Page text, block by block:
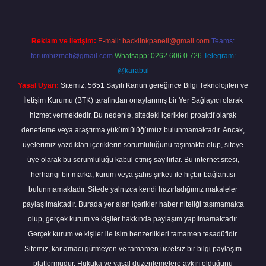
Reklam ve İletişim: E-mail: backlinkpaneli@gmail.com Teams:
forumhizmeti@gmail.com Whatsapp: 0262 606 0 726 Telegram:
@karabul
Yasal Uyarı: Sitemiz, 5651 Sayılı Kanun gereğince Bilgi Teknolojileri ve
İletişim Kurumu (BTK) tarafından onaylanmış bir Yer Sağlayıcı olarak
hizmet vermektedir. Bu nedenle, sitedeki içerikleri proaktif olarak
denetleme veya araştırma yükümlülüğümüz bulunmamaktadır. Ancak,
üyelerimiz yazdıkları içeriklerin sorumluluğunu taşımakta olup, siteye
üye olarak bu sorumluluğu kabul etmiş sayılırlar. Bu internet sitesi,
herhangi bir marka, kurum veya şahıs şirketi ile hiçbir bağlantısı
bulunmamaktadır. Sitede yalnızca kendi hazırladığımız makaleler
paylaşılmaktadır. Burada yer alan içerikler haber niteliği taşımamakta
olup, gerçek kurum ve kişiler hakkında paylaşım yapılmamaktadır.
Gerçek kurum ve kişiler ile isim benzerlikleri tamamen tesadüfidir.
Sitemiz, kar amacı gütmeyen ve tamamen ücretsiz bir bilgi paylaşım
platformudur. Hukuka ve yasal düzenlemelere aykırı olduğunu